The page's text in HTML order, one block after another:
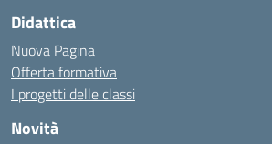
Didattica
Nuova Pagina
Offerta formativa
I progetti delle classi
Novità